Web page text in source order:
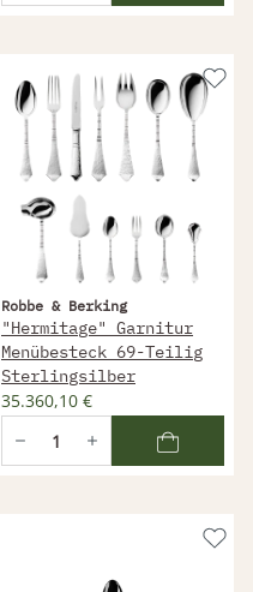
Robbe & Berking
"Hermitage" Garnitur
Menübesteck 69-Teilig
Sterlingsilber
35.360,10 €